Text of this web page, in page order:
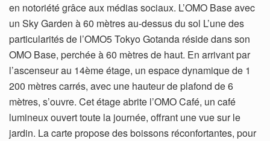
en notoriété grâce aux médias sociaux. L’OMO Base avec
un Sky Garden à 60 mètres au-dessus du sol L’une des
particularités de l’OMO5 Tokyo Gotanda réside dans son
OMO Base, perchée à 60 mètres de haut. En arrivant par
l’ascenseur au 14ème étage, un espace dynamique de 1
200 mètres carrés, avec une hauteur de plafond de 6
mètres, s’ouvre. Cet étage abrite l’OMO Café, un café
lumineux ouvert toute la journée, offrant une vue sur le
jardin. La carte propose des boissons réconfortantes, pour